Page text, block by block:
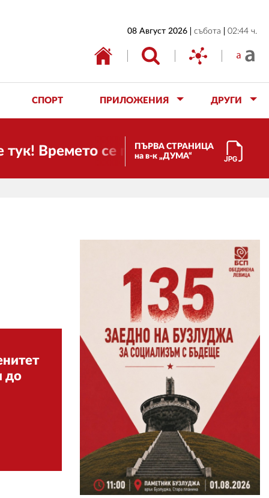
08 Август 2026 събота 02:44 ч.
СПОРТ ПРИЛОЖЕНИЯ ДРУГИ
се променя и налага
ПЪРВА СТРАНИЦА
на в-к „ДУМА“
до
ИКОНОМИКА
ОБЩЕСТВО
АВТОРИ
РЕДАКЦИЯ
РЕКЛАМА
АБОНАМЕНТ
УСЛОВИЯ ЗА ПОЛЗВАНЕ
ПОЛИТИКА ЗА БИСКВИТКИТЕ
ПОЛИТИКАТА ЗА